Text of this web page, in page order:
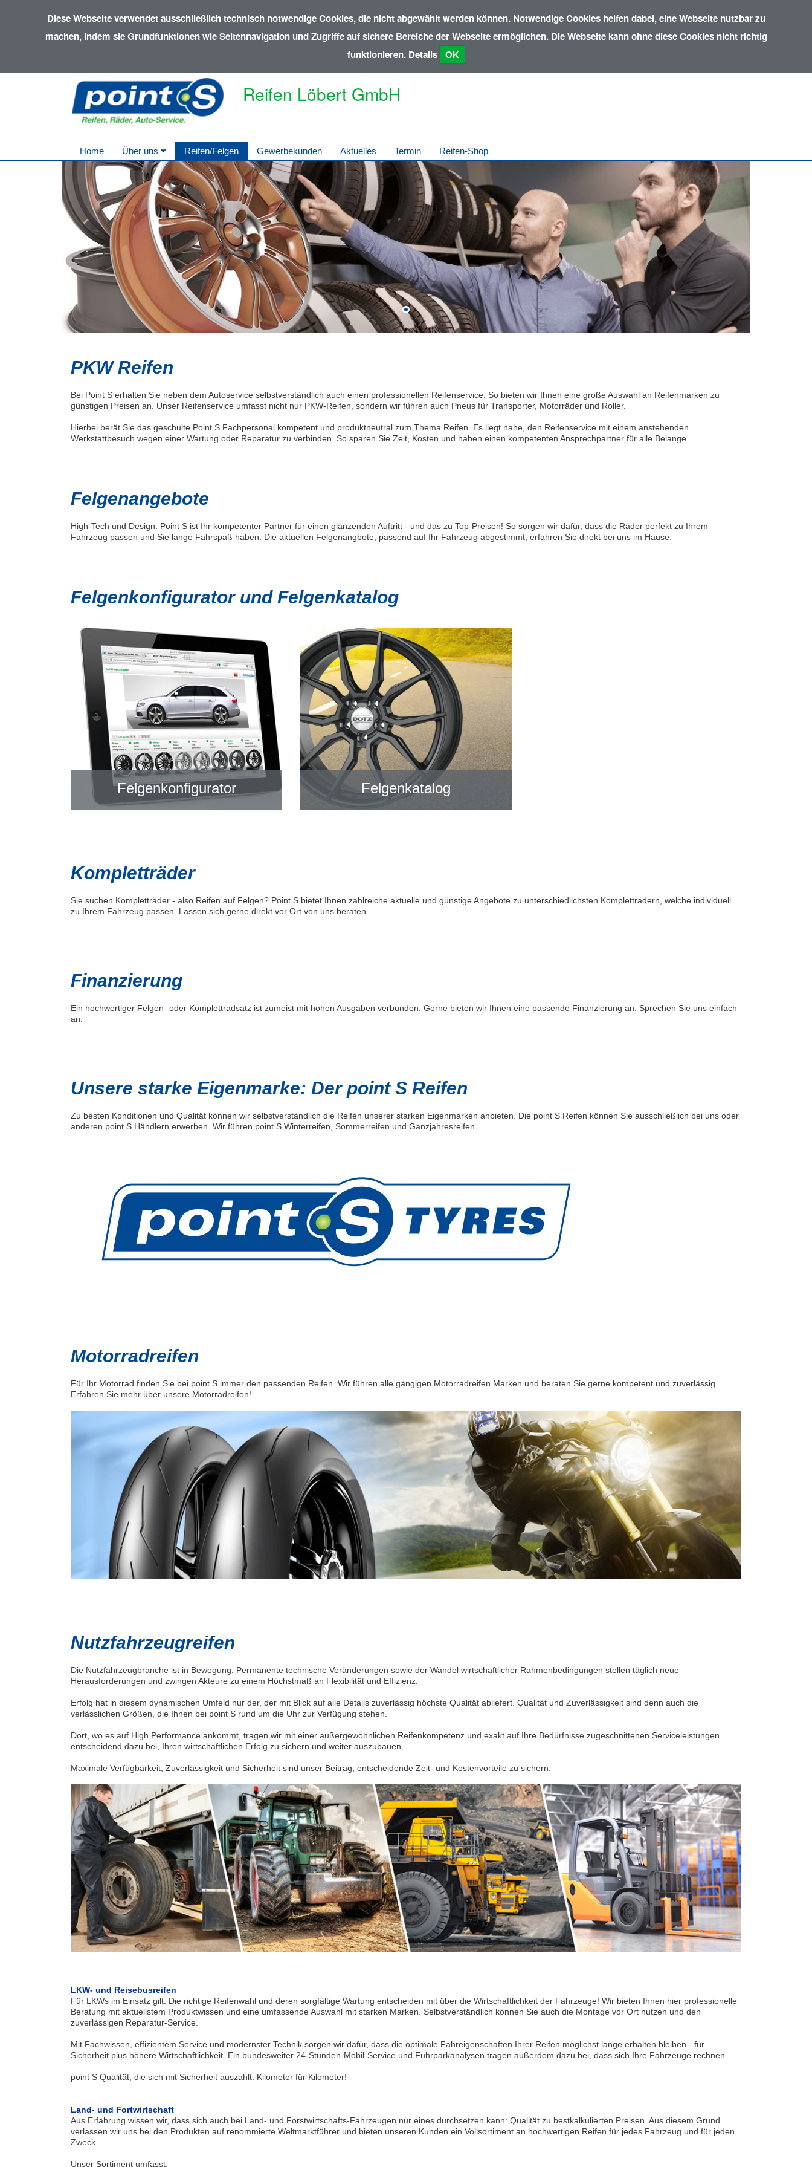
Diese Webseite verwendet ausschließlich technisch notwendige Cookies, die nicht abgewählt werden können. Notwendige Cookies helfen dabei, eine Webseite nutzbar zu
machen, indem sie Grundfunktionen wie Seitennavigation und Zugriffe auf sichere Bereiche der Webseite ermöglichen. Die Webseite kann ohne diese Cookies nicht richtig
funktionieren. Details OK
Reifen Löbert GmbH
Home Über uns Reifen/Felgen Gewerbekunden Aktuelles Termin Reifen-Shop
PKW Reifen
Bei Point S erhalten Sie neben dem Autoservice selbstverständlich auch einen professionellen Reifenservice. So bieten wir Ihnen eine große Auswahl an Reifenmarken zu
günstigen Preisen an. Unser Reifenservice umfasst nicht nur PKW-Reifen, sondern wir führen auch Pneus für Transporter, Motorräder und Roller.
Hierbei berät Sie das geschulte Point S Fachpersonal kompetent und produktneutral zum Thema Reifen. Es liegt nahe, den Reifenservice mit einem anstehenden
Werkstattbesuch wegen einer Wartung oder Reparatur zu verbinden. So sparen Sie Zeit, Kosten und haben einen kompetenten Ansprechpartner für alle Belange.
Felgenangebote
High-Tech und Design: Point S ist Ihr kompetenter Partner für einen glänzenden Auftritt - und das zu Top-Preisen! So sorgen wir dafür, dass die Räder perfekt zu Ihrem
Fahrzeug passen und Sie lange Fahrspaß haben. Die aktuellen Felgenangbote, passend auf Ihr Fahrzeug abgestimmt, erfahren Sie direkt bei uns im Hause.
Felgenkonfigurator und Felgenkatalog
Felgenkonfigurator Felgenkatalog
Kompletträder
Sie suchen Kompletträder - also Reifen auf Felgen? Point S bietet Ihnen zahlreiche aktuelle und günstige Angebote zu unterschiedlichsten Kompletträdern, welche individuell
zu Ihrem Fahrzeug passen. Lassen sich gerne direkt vor Ort von uns beraten.
Finanzierung
Ein hochwertiger Felgen- oder Komplettradsatz ist zumeist mit hohen Ausgaben verbunden. Gerne bieten wir Ihnen eine passende Finanzierung an. Sprechen Sie uns einfach
an.
Unsere starke Eigenmarke: Der point S Reifen
Zu besten Konditionen und Qualität können wir selbstverständlich die Reifen unserer starken Eigenmarken anbieten. Die point S Reifen können Sie ausschließlich bei uns oder
anderen point S Händlern erwerben. Wir führen point S Winterreifen, Sommerreifen und Ganzjahresreifen.
Motorradreifen
Für Ihr Motorrad finden Sie bei point S immer den passenden Reifen. Wir führen alle gängigen Motorradreifen Marken und beraten Sie gerne kompetent und zuverlässig.
Erfahren Sie mehr über unsere Motorradreifen!
Nutzfahrzeugreifen
Die Nutzfahrzeugbranche ist in Bewegung. Permanente technische Veränderungen sowie der Wandel wirtschaftlicher Rahmenbedingungen stellen täglich neue
Herausforderungen und zwingen Akteure zu einem Höchstmaß an Flexibilität und Effizienz.
Erfolg hat in diesem dynamischen Umfeld nur der, der mit Blick auf alle Details zuverlässig höchste Qualität abliefert. Qualität und Zuverlässigkeit sind denn auch die
verlässlichen Größen, die Ihnen bei point S rund um die Uhr zur Verfügung stehen.
Dort, wo es auf High Performance ankommt, tragen wir mit einer außergewöhnlichen Reifenkompetenz und exakt auf Ihre Bedürfnisse zugeschnittenen Serviceleistungen
entscheidend dazu bei, Ihren wirtschaftlichen Erfolg zu sichern und weiter auszubauen.
Maximale Verfügbarkeit, Zuverlässigkeit und Sicherheit sind unser Beitrag, entscheidende Zeit- und Kostenvorteile zu sichern.
LKW- und Reisebusreifen
Für LKWs im Einsatz gilt: Die richtige Reifenwahl und deren sorgfältige Wartung entscheiden mit über die Wirtschaftlichkeit der Fahrzeuge! Wir bieten Ihnen hier professionelle
Beratung mit aktuellstem Produktwissen und eine umfassende Auswahl mit starken Marken. Selbstverständlich können Sie auch die Montage vor Ort nutzen und den
zuverlässigen Reparatur-Service.
Mit Fachwissen, effizientem Service und modernster Technik sorgen wir dafür, dass die optimale Fahreigenschaften Ihrer Reifen möglichst lange erhalten bleiben - für
Sicherheit plus höhere Wirtschaftlichkeit. Ein bundesweiter 24-Stunden-Mobil-Service und Fuhrparkanalysen tragen außerdem dazu bei, dass sich Ihre Fahrzeuge rechnen.
point S Qualität, die sich mit Sicherheit auszahlt. Kilometer für Kilometer!
Land- und Fortwirtschaft
Aus Erfahrung wissen wir, dass sich auch bei Land- und Forstwirtschafts-Fahrzeugen nur eines durchsetzen kann: Qualität zu bestkalkulierten Preisen. Aus diesem Grund
verlassen wir uns bei den Produkten auf renommierte Weltmarktführer und bieten unseren Kunden ein Vollsortiment an hochwertigen Reifen für jedes Fahrzeug und für jeden
Zweck.
Unser Sortiment umfasst: